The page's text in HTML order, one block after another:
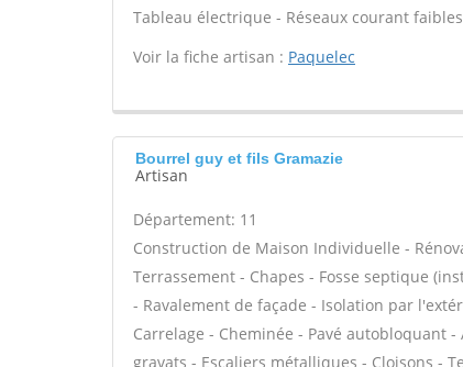
Tableau électrique - Réseaux courant
Voir la fiche artisan : Paquelec
Bourrel guy et fils Gramazie
Artisan
Département: 11
Construction de Maison Individuelle -
Terrassement - Chapes - Fosse septique
- Ravalement de façade - Isolation par
Carrelage - Cheminée - Pavé autobloquant
gravats - Escaliers métalliques - Cloisons -